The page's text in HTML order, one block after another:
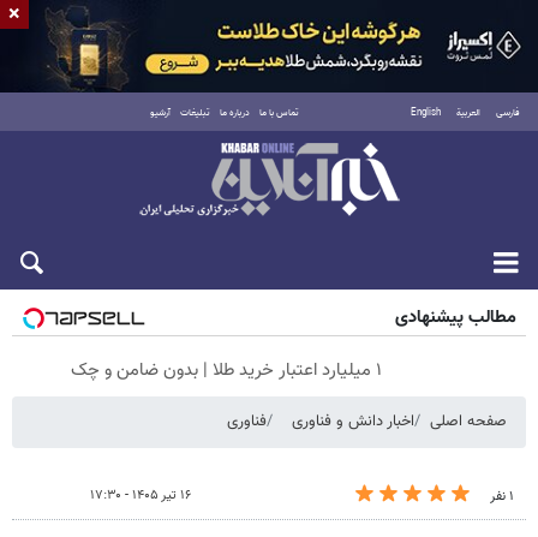
فارسی العربية English تماس با ما درباره ما تبلیغات آرشیو
پنجشنبه ۱۵ مرداد ۱۴۰۵
مطالب پیشنهادی
۱ میلیارد اعتبار خرید طلا | بدون ضامن و چک
صفحه اصلی اخبار دانش و فناوری فناوری
۱ نفر ۱۶ تیر ۱۴۰۵ - ۱۷:۳۰
×